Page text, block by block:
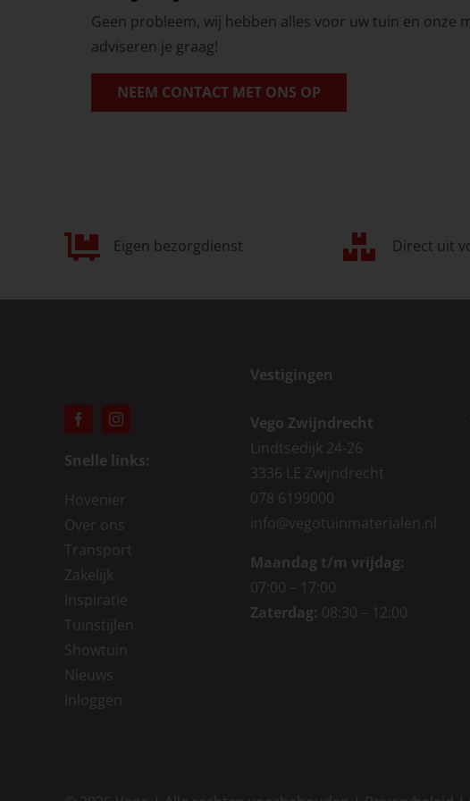
Geen probleem, wij hebben alles voor uw tuin en onze
adviseren je graag!
NEEM CONTACT MET ONS OP
Eigen bezorgdienst Direct uit
Snelle links:
Hovenier
Over ons
Transport
Zakelijk
Inspiratie
Tuinstijlen
Showtuin
Nieuws
Inloggen
Vestigingen
Vego Zwijndrecht
Lindtsedijk 24-26
3336 LE Zwijndrecht
078 6199000
info@vegotuinmaterialen.nl
Maandag t/m vrijdag:
07:00 – 17:00
Zaterdag: 08:30 – 12:00